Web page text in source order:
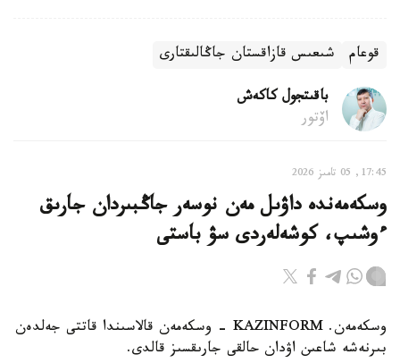
قوعام شىعىس قازاقستان جاڭالىقتارى
باقىتجول كاكەش
اۆتور
17:45, 05 تامىز 2026
وسكەمەندە داۋىل مەن نوسەر جاڭبىردان جارىق
ءوشىپ، كوشەلەردى سۋ باستى
وسكەمەن. KAZINFORM - وسكەمەن قالاسىندا قاتتى جەلدەن
بىرنەشە شاعىن اۋدان حالقى جارىقسىز قالدى.